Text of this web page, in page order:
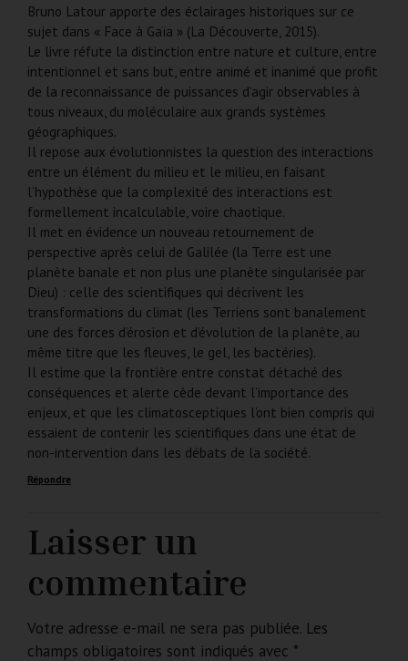
Bruno Latour apporte des éclairages historiques sur ce
sujet dans « Face à Gaïa » (La Découverte, 2015).
Le livre réfute la distinction entre nature et culture, entre
intentionnel et sans but, entre animé et inanimé que profit
de la reconnaissance de puissances d’agir observables à
tous niveaux, du moléculaire aux grands systèmes
géographiques.
Il repose aux évolutionnistes la question des interactions
entre un élément du milieu et le milieu, en faisant
l’hypothèse que la complexité des interactions est
formellement incalculable, voire chaotique.
Il met en évidence un nouveau retournement de
perspective après celui de Galilée (la Terre est une
planète banale et non plus une planète singularisée par
Dieu) : celle des scientifiques qui décrivent les
transformations du climat (les Terriens sont banalement
une des forces d’érosion et d’évolution de la planète, au
même titre que les fleuves, le gel, les bactéries).
Il estime que la frontière entre constat détaché des
conséquences et alerte cède devant l’importance des
enjeux, et que les climatosceptiques l’ont bien compris qui
essaient de contenir les scientifiques dans une état de
non-intervention dans les débats de la société.
Répondre
Laisser un
commentaire
Votre adresse e-mail ne sera pas publiée. Les
champs obligatoires sont indiqués avec *